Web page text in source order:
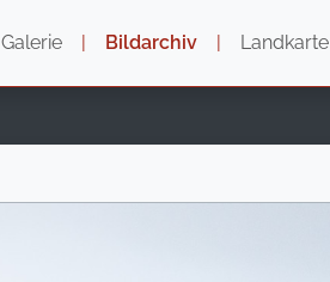
Galerie | Bildarchiv | Landkarte